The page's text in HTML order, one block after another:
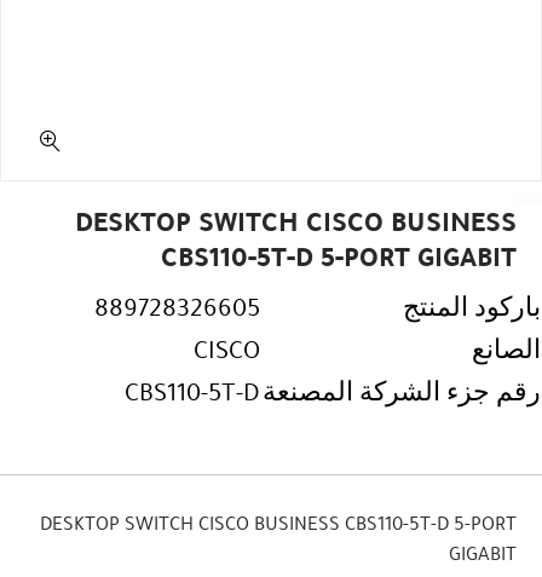
DESKTOP SWITCH CISCO BUSINESS
CBS110-5T-D 5-PORT GIGABIT
باركود المنتج
889728326605
الصانع
CISCO
رقم جزء الشركة المصنعةCBS110-5T-D
DESKTOP SWITCH CISCO BUSINESS CBS110-5T-D 5-PORT
GIGABIT